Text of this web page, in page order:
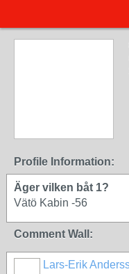
Profile Information:
Äger vilken båt 1?
Vätö Kabin -56
Comment Wall:
Lars-Erik